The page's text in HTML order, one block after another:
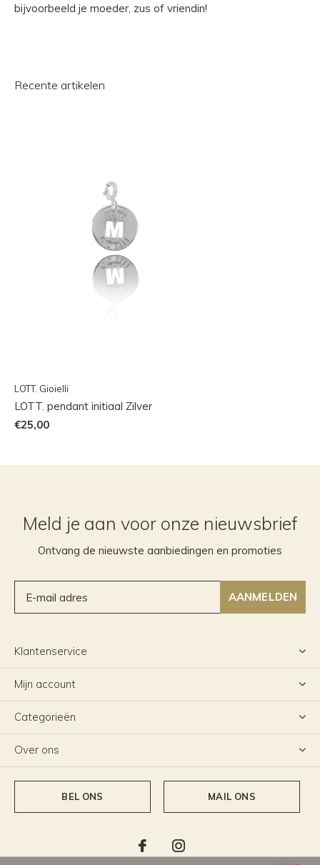
bijvoorbeeld je moeder, zus of vriendin!
Recente artikelen
LOTT. Gioielli
LOTT. pendant initiaal Zilver
€25,00
Meld je aan voor onze nieuwsbrief
Ontvang de nieuwste aanbiedingen en promoties
AANMELDEN
Klantenservice
Mijn account
Categorieën
Over ons
BEL ONS MAIL ONS